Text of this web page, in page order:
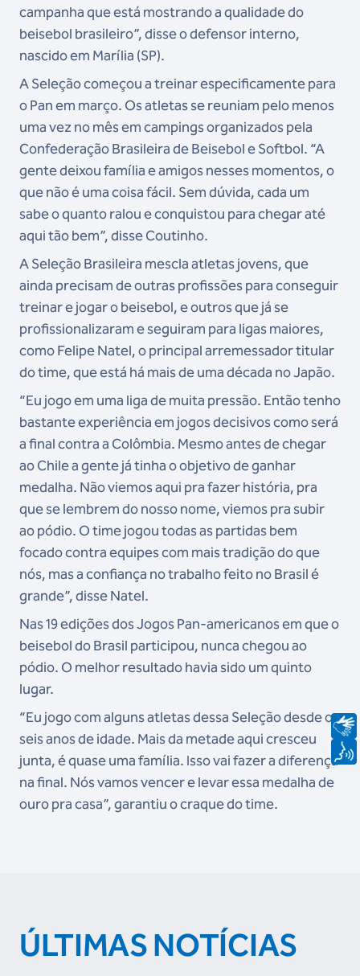
campanha que está mostrando a qualidade do
beisebol brasileiro”, disse o defensor interno,
nascido em Marília (SP).
A Seleção começou a treinar especificamente para
o Pan em março. Os atletas se reuniam pelo menos
uma vez no mês em campings organizados pela
Confederação Brasileira de Beisebol e Softbol. “A
gente deixou família e amigos nesses momentos, o
que não é uma coisa fácil. Sem dúvida, cada um
sabe o quanto ralou e conquistou para chegar até
aqui tão bem”, disse Coutinho.
A Seleção Brasileira mescla atletas jovens, que
ainda precisam de outras profissões para conseguir
treinar e jogar o beisebol, e outros que já se
profissionalizaram e seguiram para ligas maiores,
como Felipe Natel, o principal arremessador titular
do time, que está há mais de uma década no Japão.
“Eu jogo em uma liga de muita pressão. Então tenho
bastante experiência em jogos decisivos como será
a final contra a Colômbia. Mesmo antes de chegar
ao Chile a gente já tinha o objetivo de ganhar
medalha. Não viemos aqui pra fazer história, pra
que se lembrem do nosso nome, viemos pra subir
ao pódio. O time jogou todas as partidas bem
focado contra equipes com mais tradição do que
nós, mas a confiança no trabalho feito no Brasil é
grande”, disse Natel.
Nas 19 edições dos Jogos Pan-americanos em que o
beisebol do Brasil participou, nunca chegou ao
pódio. O melhor resultado havia sido um quinto
lugar.
“Eu jogo com alguns atletas dessa Seleção desde os
seis anos de idade. Mais da metade aqui cresceu
junta, é quase uma família. Isso vai fazer a diferença
na final. Nós vamos vencer e levar essa medalha de
ouro pra casa”, garantiu o craque do time.
ÚLTIMAS NOTÍCIAS